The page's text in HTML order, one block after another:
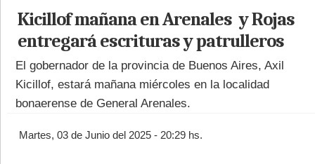
Kicillof mañana en Arenales y Rojas
entregará escrituras y patrulleros
El gobernador de la provincia de Buenos Aires, Axil
Kicillof, estará mañana miércoles en la localidad
bonaerense de General Arenales.
Martes, 03 de Junio del 2025 - 20:29 hs.